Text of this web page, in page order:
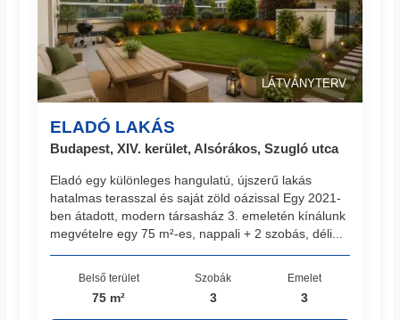
LÁTVÁNYTERV
ELADÓ LAKÁS
Budapest, XIV. kerület, Alsórákos, Szugló utca
Eladó egy különleges hangulatú, újszerű lakás
hatalmas terasszal és saját zöld oázissal Egy 2021-
ben átadott, modern társasház 3. emeletén kínálunk
megvételre egy 75 m²-es, nappali + 2 szobás, déli...
Belső terület
75 m²
Szobák
3
Emelet
3